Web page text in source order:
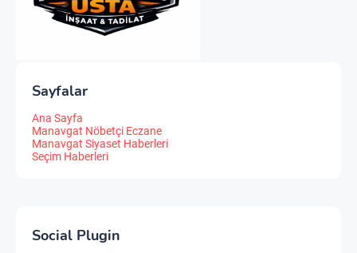
Sayfalar
Ana Sayfa
Manavgat Nöbetçi Eczane
Manavgat Siyaset Haberleri
Seçim Haberleri
Social Plugin